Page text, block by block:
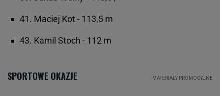
41. Maciej Kot - 113,5 m
43. Kamil Stoch - 112 m